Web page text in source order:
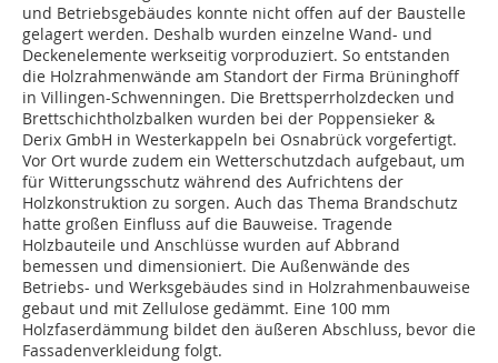
und Betriebsgebäudes konnte nicht offen auf der Baustelle
gelagert werden. Deshalb wurden einzelne Wand- und
Deckenelemente werkseitig vorproduziert. So entstanden
die Holzrahmenwände am Standort der Firma Brüninghoff
in Villingen-Schwenningen. Die Brettsperrholzdecken und
Brettschichtholzbalken wurden bei der Poppensieker &
Derix GmbH in Westerkappeln bei Osnabrück vorgefertigt.
Vor Ort wurde zudem ein Wetterschutzdach aufgebaut, um
für Witterungsschutz während des Aufrichtens der
Holzkonstruktion zu sorgen. Auch das Thema Brandschutz
hatte großen Einfluss auf die Bauweise. Tragende
Holzbauteile und Anschlüsse wurden auf Abbrand
bemessen und dimensioniert. Die Außenwände des
Betriebs- und Werksgebäudes sind in Holzrahmenbauweise
gebaut und mit Zellulose gedämmt. Eine 100 mm
Holzfaserdämmung bildet den äußeren Abschluss, bevor die
Fassadenverkleidung folgt.